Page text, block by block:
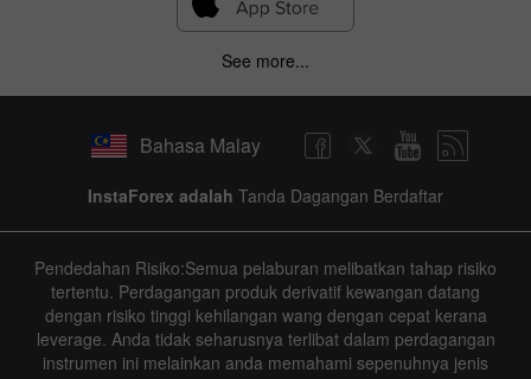
See more...
Bahasa Malay
InstaForex adalah Tanda Dagangan Berdaftar
Pendedahan Risiko:Semua pelaburan melibatkan tahap risiko
tertentu. Perdagangan produk derivatif kewangan datang
dengan risiko tinggi kehilangan wang dengan cepat kerana
leverage. Anda tidak seharusnya terlibat dalam perdagangan
instrumen ini melainkan anda memahami sepenuhnya jenis